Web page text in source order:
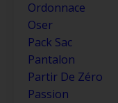
Ordonnace
Oser
Pack Sac
Pantalon
Partir De Zéro
Passion